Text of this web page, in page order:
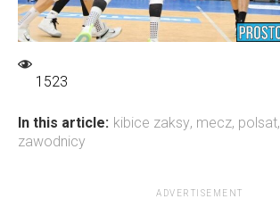
1523
In this article: kibice zaksy, mecz, polsat,
zawodnicy
ADVERTISEMENT